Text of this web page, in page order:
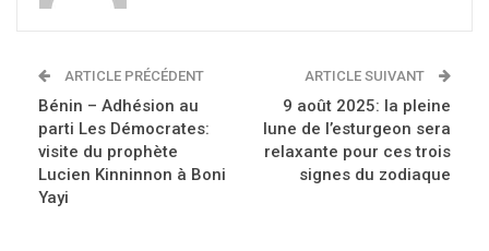
ARTICLE PRÉCÉDENT
Bénin – Adhésion au
parti Les Démocrates:
visite du prophète
Lucien Kinninnon à Boni
Yayi
ARTICLE SUIVANT
9 août 2025: la pleine
lune de l’esturgeon sera
relaxante pour ces trois
signes du zodiaque